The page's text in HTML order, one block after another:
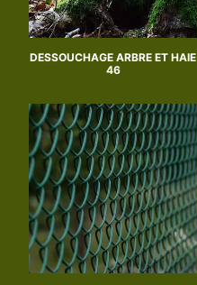
DESSOUCHAGE ARBRE ET HAIE
46